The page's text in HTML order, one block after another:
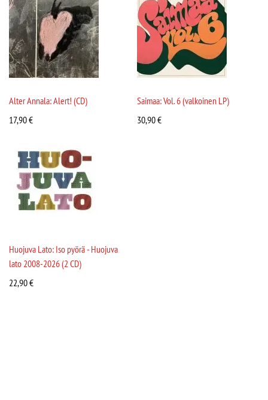
Alter Annala: Alert! (CD)
17,90€
Saimaa: Vol. 6 (valkoinen LP)
30,90€
Huojuva Lato: Iso pyörä - Huojuva
lato 2008-2026 (2 CD)
22,90€